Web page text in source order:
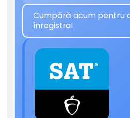
Cumpără acum pentru
înregistra!